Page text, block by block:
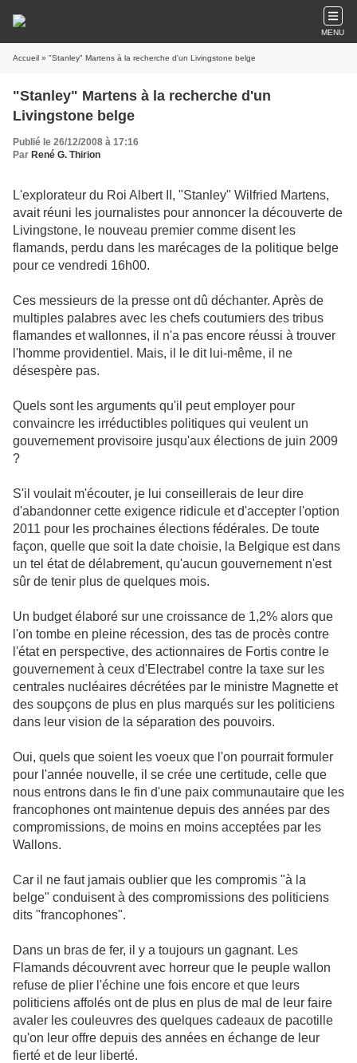
MENU
Accueil » "Stanley" Martens à la recherche d'un Livingstone belge
"Stanley" Martens à la recherche d'un
Livingstone belge
Publié le 26/12/2008 à 17:16
Par René G. Thirion
L'explorateur du Roi Albert II, "Stanley" Wilfried Martens,
avait réuni les journalistes pour annoncer la découverte de
Livingstone, le nouveau premier comme disent les
flamands, perdu dans les marécages de la politique belge
pour ce vendredi 16h00.
Ces messieurs de la presse ont dû déchanter. Après de
multiples palabres avec les chefs coutumiers des tribus
flamandes et wallonnes, il n'a pas encore réussi à trouver
l'homme providentiel. Mais, il le dit lui-même, il ne
désespère pas.
Quels sont les arguments qu'il peut employer pour
convaincre les irréductibles politiques qui veulent un
gouvernement provisoire jusqu'aux élections de juin 2009
?
S'il voulait m'écouter, je lui conseillerais de leur dire
d'abandonner cette exigence ridicule et d'accepter l'option
2011 pour les prochaines élections fédérales. De toute
façon, quelle que soit la date choisie, la Belgique est dans
un tel état de délabrement, qu'aucun gouvernement n'est
sûr de tenir plus de quelques mois.
Un budget élaboré sur une croissance de 1,2% alors que
l'on tombe en pleine récession, des tas de procès contre
l'état en perspective, des actionnaires de Fortis contre le
gouvernement à ceux d'Electrabel contre la taxe sur les
centrales nucléaires décrétées par le ministre Magnette et
des soupçons de plus en plus marqués sur les politiciens
dans leur vision de la séparation des pouvoirs.
Oui, quels que soient les voeux que l'on pourrait formuler
pour l'année nouvelle, il se crée une certitude, celle que
nous entrons dans le fin d'une paix communautaire que les
francophones ont maintenue depuis des années par des
compromissions, de moins en moins acceptées par les
Wallons.
Car il ne faut jamais oublier que les compromis "à la
belge" conduisent à des compromissions des politiciens
dits "francophones".
Dans un bras de fer, il y a toujours un gagnant. Les
Flamands découvrent avec horreur que le peuple wallon
refuse de plier l'échine une fois encore et que leurs
politiciens affolés ont de plus en plus de mal de leur faire
avaler les couleuvres des quelques cadeaux de pacotille
qu'on leur offre depuis des années en échange de leur
fierté et de leur liberté.